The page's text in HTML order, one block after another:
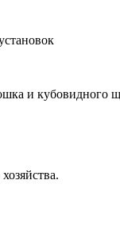
и кубовидного